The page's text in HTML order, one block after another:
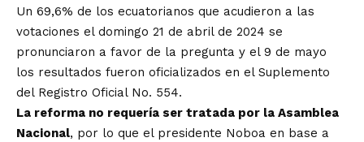
Un 69,6% de los ecuatorianos que acudieron a las
votaciones el domingo 21 de abril de 2024 se
pronunciaron a favor de la pregunta y el 9 de mayo
los resultados fueron oficializados en el Suplemento
del Registro Oficial No. 554.
La reforma no requería ser tratada por la Asamblea
Nacional, por lo que el presidente Noboa en base a